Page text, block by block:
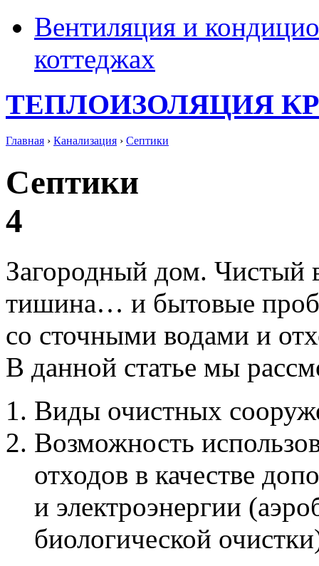
Вентиляция и
коттеджах
ТЕПЛОИЗОЛЯЦИЯ
Главная › Канализация › Септики
Септики
4
Загородный дом. Чистый
тишина… и бытовые
со сточными водами и
В данной статье мы
Виды очистных
Возможность
отходов в качестве
и электроэнергии
биологической